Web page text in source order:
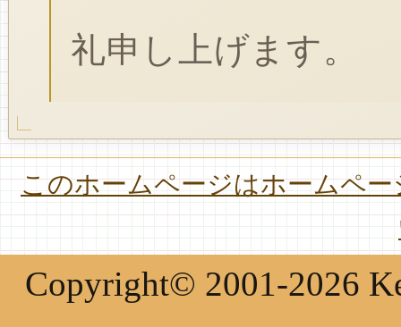
礼申し上げます。
このホームページはホームペ
Copyright© 2001-2026